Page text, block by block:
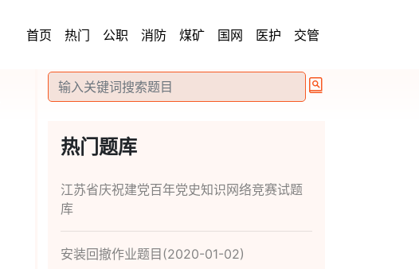
首页 热门 公职 消防 煤矿 国网 医护 交管
热门题库
江苏省庆祝建党百年党史知识网络竞赛试题
库
安装回撤作业题目(2020-01-02)